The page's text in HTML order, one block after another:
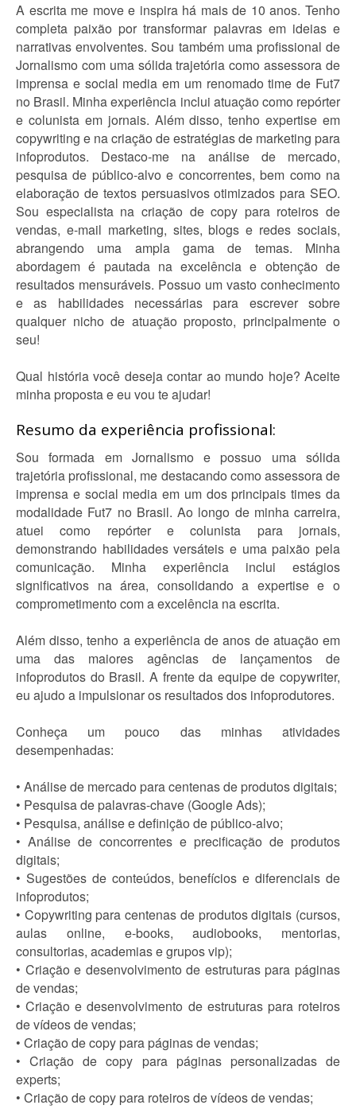
A escrita me move e inspira há mais de 10 anos. Tenho
completa paixão por transformar palavras em ideias e
narrativas envolventes. Sou também uma profissional de
Jornalismo com uma sólida trajetória como assessora de
imprensa e social media em um renomado time de Fut7
no Brasil. Minha experiência inclui atuação como repórter
e colunista em jornais. Além disso, tenho expertise em
copywriting e na criação de estratégias de marketing para
infoprodutos. Destaco-me na análise de mercado,
pesquisa de público-alvo e concorrentes, bem como na
elaboração de textos persuasivos otimizados para SEO.
Sou especialista na criação de copy para roteiros de
vendas, e-mail marketing, sites, blogs e redes sociais,
abrangendo uma ampla gama de temas. Minha
abordagem é pautada na excelência e obtenção de
resultados mensuráveis. Possuo um vasto conhecimento
e as habilidades necessárias para escrever sobre
qualquer nicho de atuação proposto, principalmente o
seu!
Qual história você deseja contar ao mundo hoje? Aceite
minha proposta e eu vou te ajudar!
Resumo da experiência profissional:
Sou formada em Jornalismo e possuo uma sólida
trajetória profissional, me destacando como assessora de
imprensa e social media em um dos principais times da
modalidade Fut7 no Brasil. Ao longo de minha carreira,
atuei como repórter e colunista para jornais,
demonstrando habilidades versáteis e uma paixão pela
comunicação. Minha experiência inclui estágios
significativos na área, consolidando a expertise e o
comprometimento com a excelência na escrita.
Além disso, tenho a experiência de anos de atuação em
uma das maiores agências de lançamentos de
infoprodutos do Brasil. A frente da equipe de copywriter,
eu ajudo a impulsionar os resultados dos infoprodutores.
Conheça um pouco das minhas atividades
desempenhadas:
• Análise de mercado para centenas de produtos digitais;
• Pesquisa de palavras-chave (Google Ads);
• Pesquisa, análise e definição de público-alvo;
• Análise de concorrentes e precificação de produtos
digitais;
• Sugestões de conteúdos, benefícios e diferenciais de
infoprodutos;
• Copywriting para centenas de produtos digitais (cursos,
aulas online, e-books, audiobooks, mentorias,
consultorias, academias e grupos vip);
• Criação e desenvolvimento de estruturas para páginas
de vendas;
• Criação e desenvolvimento de estruturas para roteiros
de vídeos de vendas;
• Criação de copy para páginas de vendas;
• Criação de copy para páginas personalizadas de
experts;
• Criação de copy para roteiros de vídeos de vendas;